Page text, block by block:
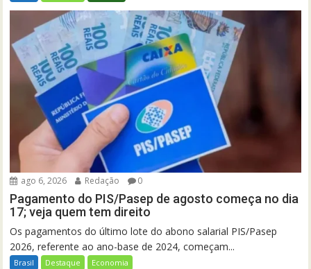
ago 6, 2026 Redação 0
Pagamento do PIS/Pasep de agosto começa no dia
17; veja quem tem direito
Os pagamentos do último lote do abono salarial PIS/Pasep
2026, referente ao ano-base de 2024, começam...
Brasil Destaque Economia